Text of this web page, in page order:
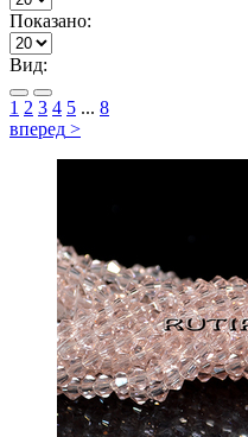
Показано:
Вид:
1 2 3 4 5 ... 8
вперед >